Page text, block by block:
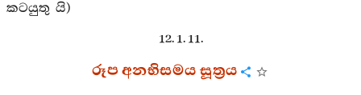
කටයුතු යි)
12. 1. 11.
රූප අනභිසමය සූත්‍රය